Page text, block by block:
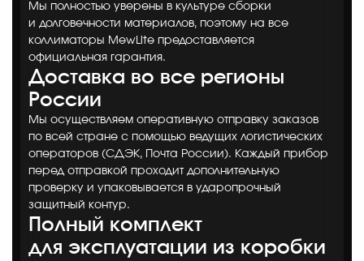
Мы полностью уверены в культуре сборки
и долговечности материалов, поэтому на все
коллиматоры MewLite предоставляется
официальная гарантия.
Доставка во все регионы
России
Мы осуществляем оперативную отправку заказов
по всей стране с помощью ведущих логистических
операторов (СДЭК, Почта России). Каждый прибор
перед отправкой проходит дополнительную
проверку и упаковывается в ударопрочный
защитный контур.
Полный комплект
для эксплуатации из коробки